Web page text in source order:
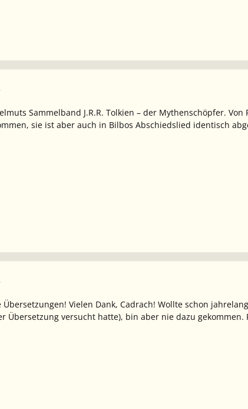
Sammelband J.R.R. Tolkien – der Mythenschöpfer. Von
sie ist aber auch in Bilbos Abschiedslied identisch
Übersetzungen! Vielen Dank, Cadrach! Wollte schon
Übersetzung versucht hatte), bin aber nie dazu